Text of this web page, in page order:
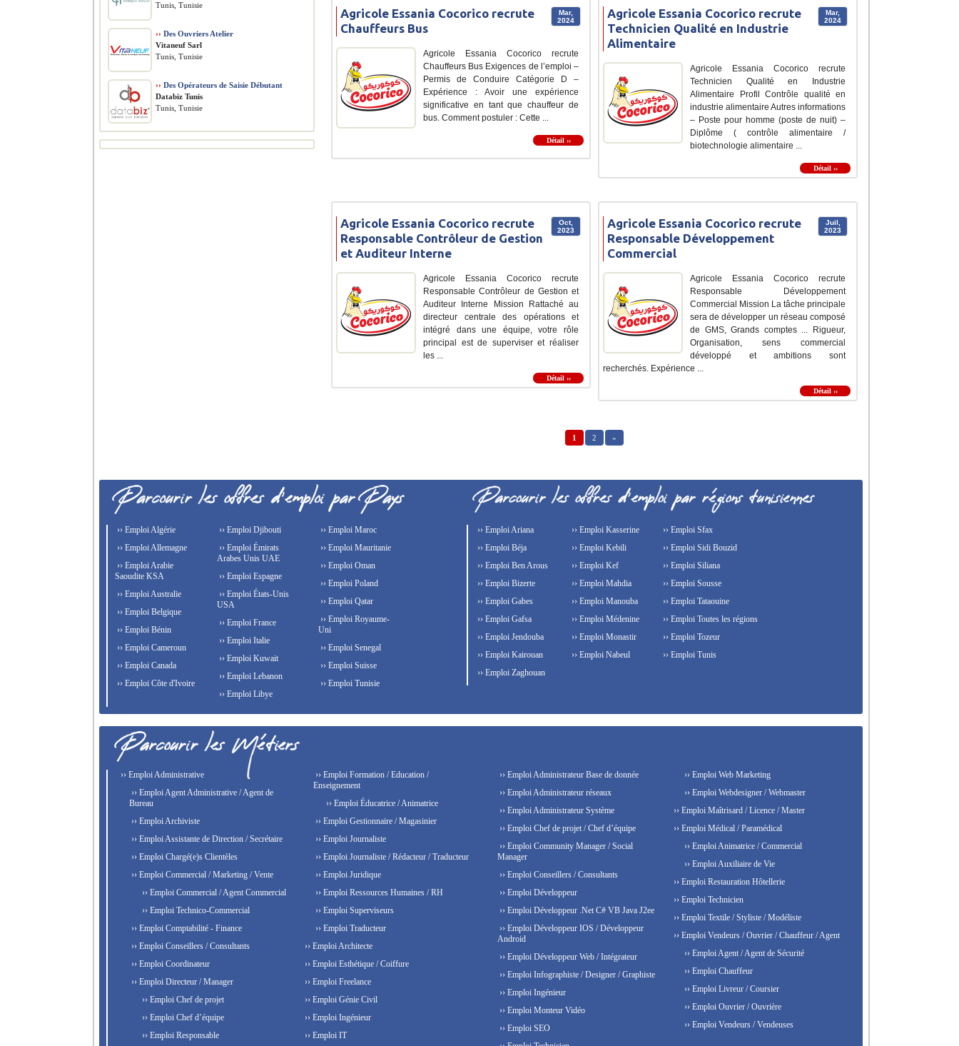
Mar,
2024
Agricole Essania Cocorico recrute
Chauffeurs Bus
Agricole Essania Cocorico recrute
Chauffeurs Bus Exigences de l’emploi –
Permis de Conduire Catégorie D –
Expérience : Avoir une expérience
significative en tant que chauffeur de
bus. Comment postuler : Cette ...
Détail ››
Mar,
2024
Agricole Essania Cocorico recrute
Technicien Qualité en Industrie
Alimentaire
Agricole Essania Cocorico recrute
Technicien Qualité en Industrie
Alimentaire Profil Contrôle qualité en
industrie alimentaire Autres informations
– Poste pour homme (poste de nuit) –
Diplôme ( contrôle alimentaire /
biotechnologie alimentaire ...
Détail ››
Oct,
2023
Agricole Essania Cocorico recrute
Responsable Contrôleur de Gestion
et Auditeur Interne
Agricole Essania Cocorico recrute
Responsable Contrôleur de Gestion et
Auditeur Interne Mission Rattaché au
directeur centrale des opérations et
intégré dans une équipe, votre rôle
principal est de superviser et réaliser
les ...
Détail ››
Juil,
2023
Agricole Essania Cocorico recrute
Responsable Développement
Commercial
Agricole Essania Cocorico recrute
Responsable Développement
Commercial Mission La tâche principale
sera de développer un réseau composé
de GMS, Grands comptes ... Rigueur,
Organisation, sens commercial
développé et ambitions sont
recherchés. Expérience ...
Détail ››
1 2 »
Tunis, Tunisie
›› Des Ouvriers Atelier
Vitaneuf Sarl
Tunis, Tunisie
›› Des Opérateurs de Saisie Débutant
Databiz Tunis
Tunis, Tunisie
›› Emploi Algérie
›› Emploi Allemagne
›› Emploi Arabie
Saoudite KSA
›› Emploi Australie
›› Emploi Belgique
›› Emploi Bénin
›› Emploi Cameroun
›› Emploi Canada
›› Emploi Côte d'Ivoire
›› Emploi Djibouti
›› Emploi Émirats
Arabes Unis UAE
›› Emploi Espagne
›› Emploi États-Unis
USA
›› Emploi France
›› Emploi Italie
›› Emploi Kuwait
›› Emploi Lebanon
›› Emploi Libye
›› Emploi Maroc
›› Emploi Mauritanie
›› Emploi Oman
›› Emploi Poland
›› Emploi Qatar
›› Emploi Royaume-
Uni
›› Emploi Senegal
›› Emploi Suisse
›› Emploi Tunisie
›› Emploi Ariana
›› Emploi Béja
›› Emploi Ben Arous
›› Emploi Bizerte
›› Emploi Gabes
›› Emploi Gafsa
›› Emploi Jendouba
›› Emploi Kairouan
›› Emploi Kasserine
›› Emploi Kebili
›› Emploi Kef
›› Emploi Mahdia
›› Emploi Manouba
›› Emploi Médenine
›› Emploi Monastir
›› Emploi Nabeul
›› Emploi Sfax
›› Emploi Sidi Bouzid
›› Emploi Siliana
›› Emploi Sousse
›› Emploi Tataouine
›› Emploi Toutes les régions
›› Emploi Tozeur
›› Emploi Tunis
›› Emploi Zaghouan
›› Emploi Administrative
›› Emploi Agent Administrative / Agent de
Bureau
›› Emploi Archiviste
›› Emploi Assistante de Direction / Secrétaire
›› Emploi Chargé(e)s Clientèles
›› Emploi Commercial / Marketing / Vente
›› Emploi Commercial / Agent Commercial
›› Emploi Technico-Commercial
›› Emploi Comptabilité - Finance
›› Emploi Conseillers / Consultants
›› Emploi Coordinateur
›› Emploi Directeur / Manager
›› Emploi Chef de projet
›› Emploi Chef d’équipe
›› Emploi Responsable
›› Emploi Formation / Education /
Enseignement
›› Emploi Éducatrice / Animatrice
›› Emploi Gestionnaire / Magasinier
›› Emploi Journaliste
›› Emploi Journaliste / Rédacteur / Traducteur
›› Emploi Juridique
›› Emploi Ressources Humaines / RH
›› Emploi Superviseurs
›› Emploi Traducteur
›› Emploi Architecte
›› Emploi Esthétique / Coiffure
›› Emploi Freelance
›› Emploi Génie Civil
›› Emploi Ingénieur
›› Emploi IT
›› Emploi Administrateur Base de donnée
›› Emploi Administrateur réseaux
›› Emploi Administrateur Système
›› Emploi Chef de projet / Chef d’équipe
›› Emploi Community Manager / Social
Manager
›› Emploi Conseillers / Consultants
›› Emploi Développeur
›› Emploi Développeur .Net C# VB Java J2ee
›› Emploi Développeur IOS / Développeur
Android
›› Emploi Développeur Web / Intégrateur
›› Emploi Infographiste / Designer / Graphiste
›› Emploi Ingénieur
›› Emploi Monteur Vidéo
›› Emploi SEO
›› Emploi Web Marketing
›› Emploi Webdesigner / Webmaster
›› Emploi Maîtrisard / Licence / Master
›› Emploi Médical / Paramédical
›› Emploi Animatrice / Commercial
›› Emploi Auxiliaire de Vie
›› Emploi Restauration Hôtellerie
›› Emploi Technicien
›› Emploi Textile / Styliste / Modéliste
›› Emploi Vendeurs / Ouvrier / Chauffeur / Agent
›› Emploi Agent / Agent de Sécurité
›› Emploi Chauffeur
›› Emploi Livreur / Coursier
›› Emploi Ouvrier / Ouvrière
›› Emploi Vendeurs / Vendeuses